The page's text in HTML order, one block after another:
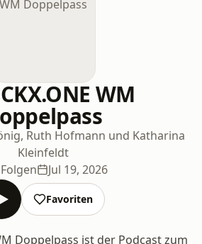
WM
Ruth Hofmann und Katharina
Kleinfeldt
Jul 19, 2026
Favoriten
Doppelpass ist der Podcast zum